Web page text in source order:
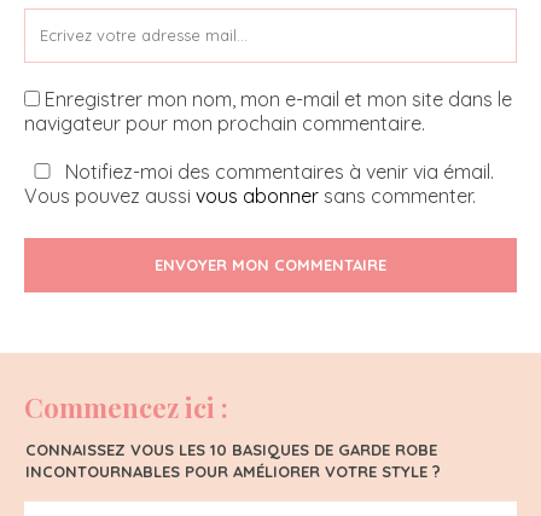
Enregistrer mon nom, mon e-mail et mon site dans le
navigateur pour mon prochain commentaire.
Notifiez-moi des commentaires à venir via émail.
Vous pouvez aussi vous abonner sans commenter.
ENVOYER MON COMMENTAIRE
Commencez ici :
CONNAISSEZ VOUS LES 10 BASIQUES DE GARDE ROBE
INCONTOURNABLES POUR AMÉLIORER VOTRE STYLE ?